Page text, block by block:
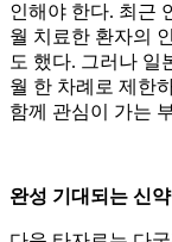
인해야 한다. 최근
월 치료한 환자의
도 했다. 그러나 일
월 한 차례로 제한
함께 관심이 가는
완성 기대되는 신약